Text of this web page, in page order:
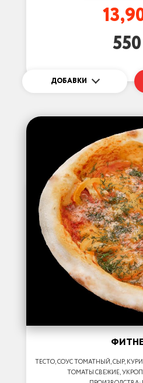
550
ДОБАВКИ
ТЕСТО, СОУС ТОМАТНЫЙ, СЫР,
ТОМАТЫ СВЕЖИЕ,